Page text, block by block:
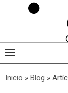
Inicio » Blog »